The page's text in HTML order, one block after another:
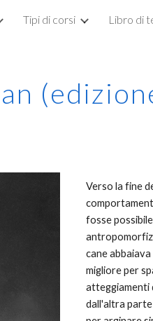
Skip to
Tipi di corsi Libro di
Verso la fine
fosse
cane
migliore per
atteggiamenti
dall'altra